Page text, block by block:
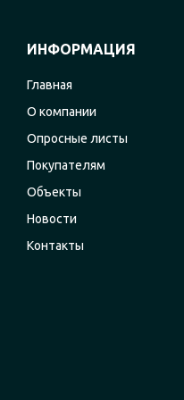
ИНФОРМАЦИЯ
Главная
О компании
Опросные листы
Покупателям
Объекты
Новости
Контакты